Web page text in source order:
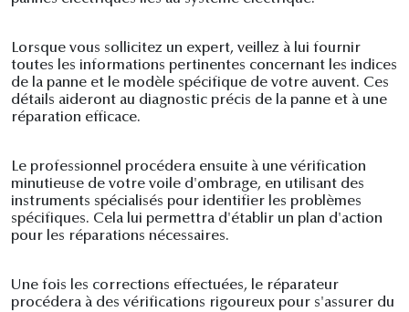
Lorsque vous sollicitez un expert, veillez à lui fournir
toutes les informations pertinentes concernant les indices
de la panne et le modèle spécifique de votre auvent. Ces
détails aideront au diagnostic précis de la panne et à une
réparation efficace.
Le professionnel procédera ensuite à une vérification
minutieuse de votre voile d'ombrage, en utilisant des
instruments spécialisés pour identifier les problèmes
spécifiques. Cela lui permettra d'établir un plan d'action
pour les réparations nécessaires.
Une fois les corrections effectuées, le réparateur
procédera à des vérifications rigoureux pour s'assurer du